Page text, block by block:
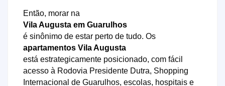
Então, morar na
Vila Augusta em Guarulhos
é sinônimo de estar perto de tudo. Os
apartamentos Vila Augusta
está estrategicamente posicionado, com fácil
acesso à Rodovia Presidente Dutra, Shopping
Internacional de Guarulhos, escolas, hospitais e